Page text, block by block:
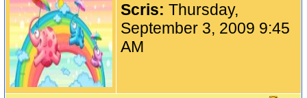
Scris:Thursday,
September 3, 2009 9:45
AM